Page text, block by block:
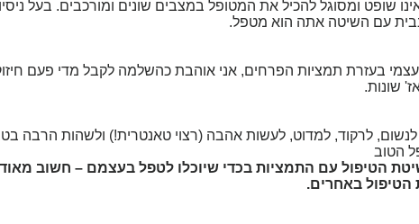
שופט ומסוגל להכיל את המטופל במצבים שונים ומורכבים. בעל
עם השיטה אתה הוא מטפל.
לעצמי בעזרת תמציות הפרחים, אני אוהבת כהשלמה לקבל מדי פעם
שונות.
לנשום, לרקוד, למדוט, לעשות אהבה (רצוי טאנטרית!) ולשהות הרבה
הטוב
הטיפול עם התמציות בכדי שיוכלו לטפל בעצמם – חשוב
הטיפול באחרים.